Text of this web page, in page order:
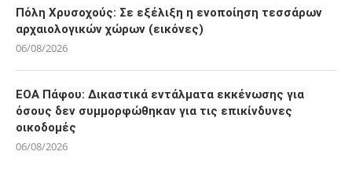
Πόλη Χρυσοχούς: Σε εξέλιξη η ενοποίηση τεσσάρων
αρχαιολογικών χώρων (εικόνες)
06/08/2026
ΕΟΑ Πάφου: Δικαστικά εντάλματα εκκένωσης για
όσους δεν συμμορφώθηκαν για τις επικίνδυνες
οικοδομές
06/08/2026